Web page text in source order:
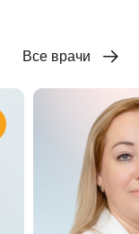
Все врачи